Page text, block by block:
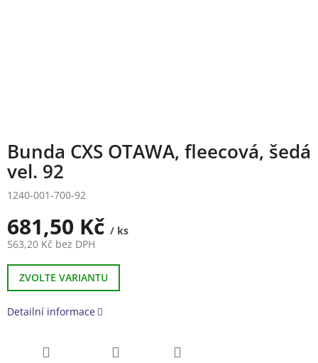
Bunda CXS OTAWA, fleecová, šedá
vel. 92
1240-001-700-92
681,50 Kč / ks
563,20 Kč bez DPH
Měrná
cena:
ZVOLTE VARIANTU
Detailní informace